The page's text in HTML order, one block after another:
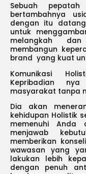
Sebuah
bertambahnya
dengan itu
untuk
melangkah
membangun
brand yang kuat
Komunikasi
Kepribadian
masyarakat tanpa
Dia akan
kehidupan Holistik
memenuhi Anda
menjawab
memberikan
wawasan yang
lakukan lebih
dengan penuh